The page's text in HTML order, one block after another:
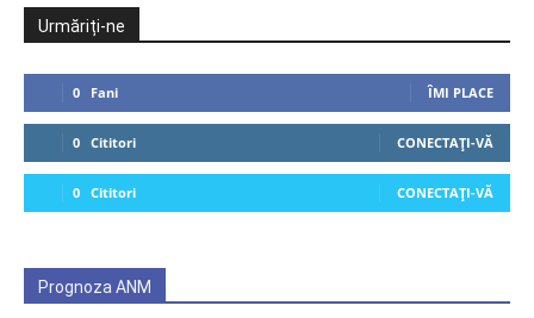
Urmăriți-ne
0 Fani ÎMI PLACE
0 Cititori CONECTAȚI-VĂ
0 Cititori CONECTAȚI-VĂ
Prognoza ANM